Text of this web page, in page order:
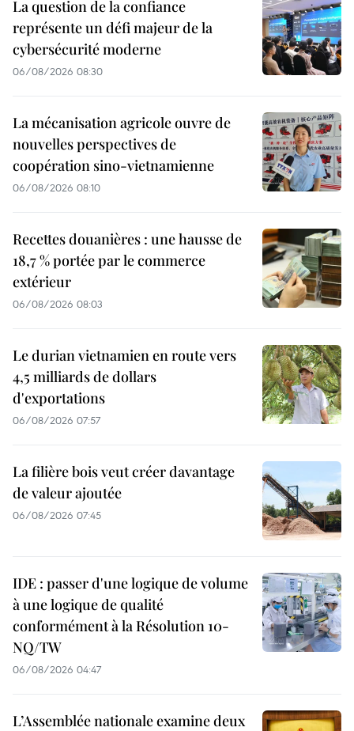
La question de la confiance
représente un défi majeur de la
cybersécurité moderne
06/08/2026 08:30
La mécanisation agricole ouvre de
nouvelles perspectives de
coopération sino-vietnamienne
06/08/2026 08:10
Recettes douanières : une hausse de
18,7 % portée par le commerce
extérieur
06/08/2026 08:03
Le durian vietnamien en route vers
4,5 milliards de dollars
d'exportations
06/08/2026 07:57
La filière bois veut créer davantage
de valeur ajoutée
06/08/2026 07:45
IDE : passer d'une logique de volume
à une logique de qualité
conformément à la Résolution 10-
NQ/TW
06/08/2026 04:47
L’Assemblée nationale examine deux